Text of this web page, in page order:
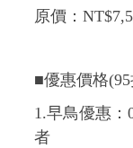
原價：
■優惠價格
1.早鳥優惠：
者